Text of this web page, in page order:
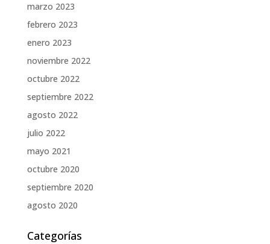
marzo 2023
febrero 2023
enero 2023
noviembre 2022
octubre 2022
septiembre 2022
agosto 2022
julio 2022
mayo 2021
octubre 2020
septiembre 2020
agosto 2020
Categorías